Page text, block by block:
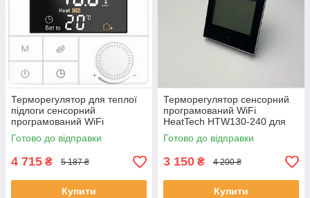
Терморегулятор для теплої
підлоги сенсорний
програмований WiFi
HeatTech термостат,
регулятор температури
Готово до відправки
4 715 ₴ 5 187 ₴
Купити
Терморегулятор сенсорний
програмований WiFi
HeatTech HTW130-240 для
теплої підлоги
Готово до відправки
3 150 ₴ 4 200 ₴
Купити